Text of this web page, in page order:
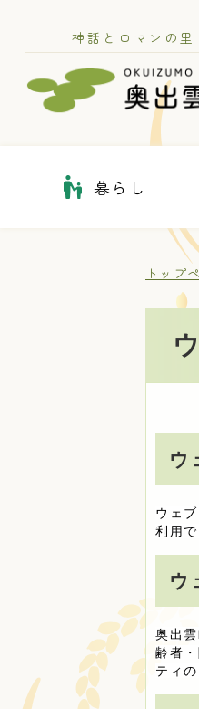
神話とロマンの里
暮らし
トップ
ウ
ウェ
利用
ウ
奥出
齢者
ティ